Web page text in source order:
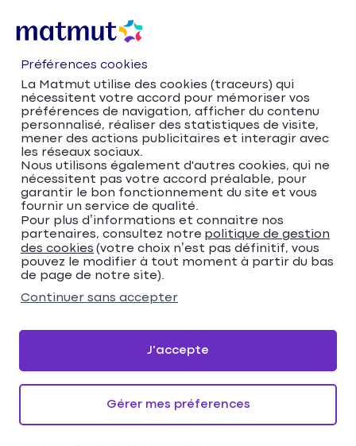
Accueil
Trouver votre agence Matmut
Île-de-France
Yvelines Sartrouville
Trouver votre agence
Matmut
Veuillez renseigner une adresse
Me localiser
Ouvert actuellement
Les agences Matmut Sartrouville
Carte
Préférences cookies
La Matmut utilise des cookies (traceurs) qui
nécessitent votre accord pour mémoriser vos
préférences de navigation, afficher du contenu
personnalisé, réaliser des statistiques de visite,
mener des actions publicitaires et interagir avec
les réseaux sociaux.
Nous utilisons également d'autres cookies, qui ne
nécessitent pas votre accord préalable, pour
garantir le bon fonctionnement du site et vous
fournir un service de qualité.
Pour plus d’informations et connaitre nos
partenaires, consultez notre politique de gestion
des cookies (votre choix n’est pas définitif, vous
pouvez le modifier à tout moment à partir du bas
de page de notre site).
Continuer sans accepter
Gérer mes préferences
J'accepte